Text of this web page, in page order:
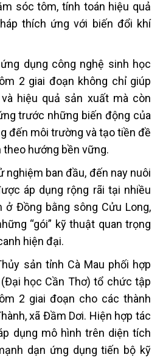
sóc tôm, tính toán hiệu quả
thích ứng với biến đổi khí
dụng công nghệ sinh học
2 giai đoạn không chỉ giúp
hiệu quả sản xuất mà còn
trước những biến động của
đến môi trường và tạo tiền đề
hướng bền vững.
nghiệm ban đầu, đến nay nuôi
áp dụng rộng rãi tại nhiều
ở Đồng bằng sông Cửu Long,
“gói” kỹ thuật quan trọng
hiện đại.
sản tỉnh Cà Mau phối hợp
học Cần Thơ) tổ chức tập
2 giai đoạn cho các thành
xã Đầm Dơi. Hiện hợp tác
dụng mô hình trên diện tích
dạn ứng dụng tiến bộ kỹ